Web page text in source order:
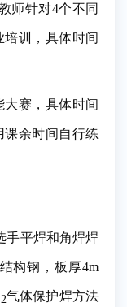
师针对4个不同
训，具体时间
大赛，具体时间
余时间自行练
手平焊和角焊焊
构钢，板厚4m
2气体保护焊方法